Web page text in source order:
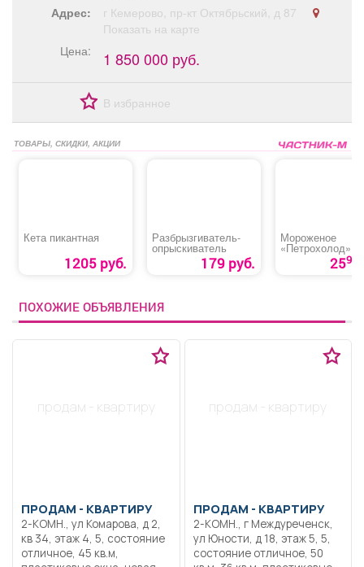
Адрес:
г Кемерово, пр-кт Октябрьский, д 87
Показать на карте
Цена:
1 850 000 руб.
В избранное
ТОВАРЫ, СКИДКИ, АКЦИИ
Кета пикантная
1205 руб.
Разбрызгиватель-
опрыскиватель
179 руб.
Мороженое
«Петрохолод»
батончик2590
ПОХОЖИЕ ОБЪЯВЛЕНИЯ
продам - квартиру
ПРОДАМ - КВАРТИРУ
2-КОМН., ул Комарова, д 2,
кв 34, этаж 4, 5, состояние
отличное, 45 кв.м,
продам - квартиру
ПРОДАМ - КВАРТИРУ
2-КОМН., г Междуреченск,
ул Юности, д 18, этаж 5, 5,
состояние отличное, 50